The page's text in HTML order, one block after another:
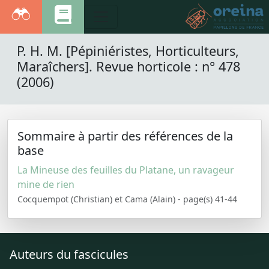
P. H. M. [Pépiniéristes, Horticulteurs,
Maraîchers]. Revue horticole : n° 478
(2006)
Sommaire à partir des références de la
base
La Mineuse des feuilles du Platane, un ravageur
mine de rien
Cocquempot (Christian) et Cama (Alain) - page(s) 41-44
Auteurs du fascicules